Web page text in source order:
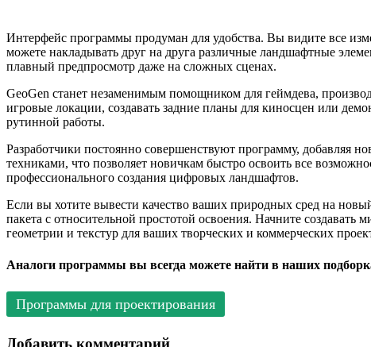
Интерфейс программы продуман для удобства. Вы видите все
можете накладывать друг на друга различные ландшафтные
плавный предпросмотр даже на сложных сценах.
GeoGen станет незаменимым помощником для геймдева,
игровые локации, создавать задние планы для киносцен или
рутинной работы.
Разработчики постоянно совершенствуют программу, добавляя
техниками, что позволяет новичкам быстро освоить все
профессионального создания цифровых ландшафтов.
Если вы хотите вывести качество ваших природных сред на
пакета с относительной простотой освоения. Начните
геометрии и текстур для ваших творческих и коммерческих
Аналоги программы вы всегда можете найти в наших
Программы для проектирования
Добавить комментарий